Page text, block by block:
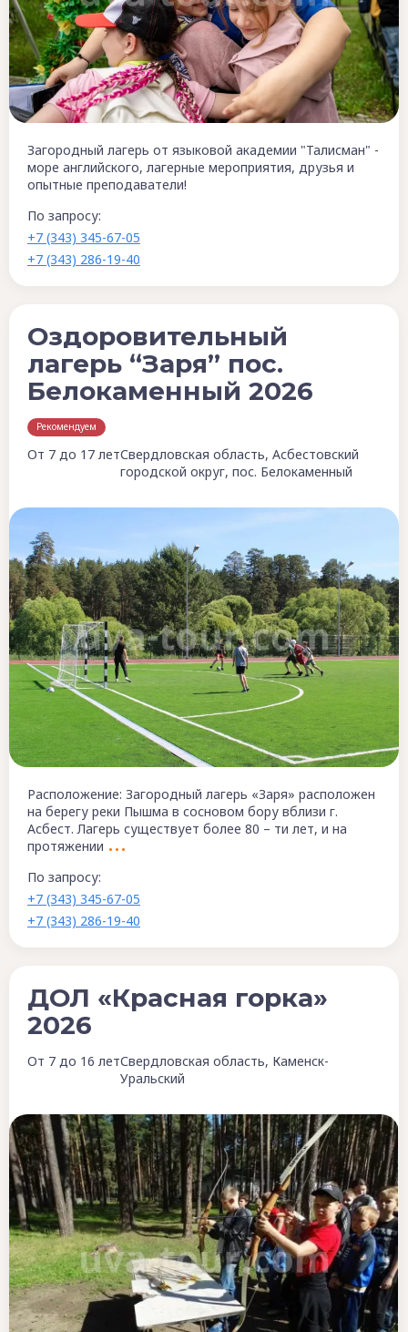
Загородный лагерь от языковой академии "Талисман" -
море английского, лагерные мероприятия, друзья и
опытные преподаватели!
По запросу:
+7 (343) 345-67-05
+7 (343) 286-19-40
Оздоровительный
лагерь “Заря” пос.
Белокаменный 2026
Рекомендуем
От 7 до 17 летСвердловская область, Асбестовский
городской округ, пос. Белокаменный
Расположение: Загородный лагерь «Заря» расположен
на берегу реки Пышма в сосновом бору вблизи г.
Асбест. Лагерь существует более 80 – ти лет, и на
протяжении
По запросу:
+7 (343) 345-67-05
+7 (343) 286-19-40
ДОЛ «Красная горка»
2026
От 7 до 16 летСвердловская область, Каменск-
Уральский